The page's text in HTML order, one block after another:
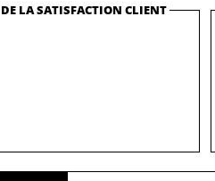
LA SATISFACTION CLIENT